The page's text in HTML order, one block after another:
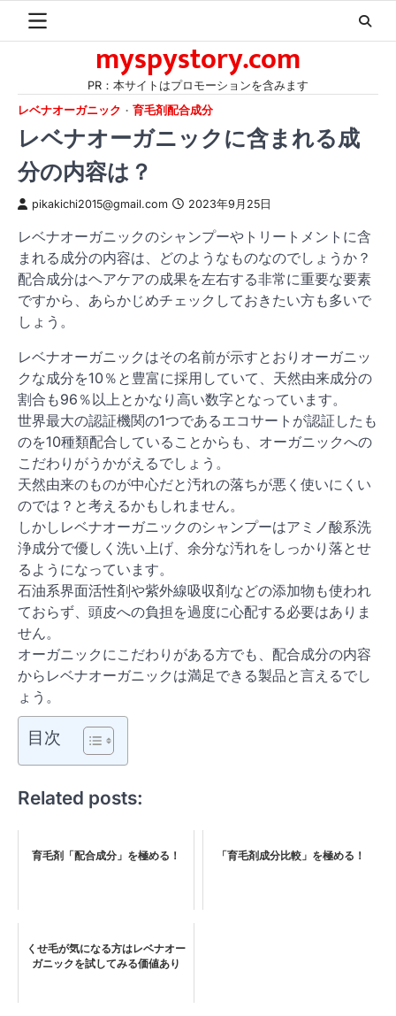
myspystory.com
PR：本サイトはプロモーションを含みます
レベナオーガニック
育毛剤配合成分
レベナオーガニックに含まれる成
分の内容は？
pikakichi2015@gmail.com 2023年9月25日
レベナオーガニックのシャンプーやトリートメントに含
まれる成分の内容は、どのようなものなのでしょうか？
配合成分はヘアケアの成果を左右する非常に重要な要素
ですから、あらかじめチェックしておきたい方も多いで
しょう。
レベナオーガニックはその名前が示すとおりオーガニッ
クな成分を10％と豊富に採用していて、天然由来成分の
割合も96％以上とかなり高い数字となっています。
世界最大の認証機関の1つであるエコサートが認証したも
のを10種類配合していることからも、オーガニックへの
こだわりがうかがえるでしょう。
天然由来のものが中心だと汚れの落ちが悪く使いにくい
のでは？と考えるかもしれません。
しかしレベナオーガニックのシャンプーはアミノ酸系洗
浄成分で優しく洗い上げ、余分な汚れをしっかり落とせ
るようになっています。
石油系界面活性剤や紫外線吸収剤などの添加物も使われ
ておらず、頭皮への負担を過度に心配する必要はありま
せん。
オーガニックにこだわりがある方でも、配合成分の内容
からレベナオーガニックは満足できる製品と言えるでし
ょう。
目次
Related posts:
育毛剤「配合成分」を極める！ 「育毛剤成分比較」を極める！
くせ毛が気になる方はレベナオー
ガニックを試してみる価値あり